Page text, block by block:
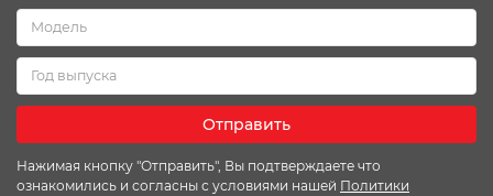
Отправить
Нажимая кнопку "Отправить", Вы подтверждаете что
ознакомились и согласны с условиями нашей Политики